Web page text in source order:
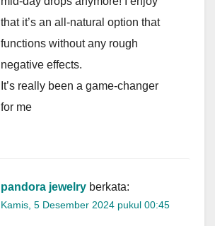
that it’s an all-natural option that
functions without any rough
negative effects.
It’s really been a game-changer
for me
pandora jewelry berkata:
Kamis, 5 Desember 2024 pukul 00:45